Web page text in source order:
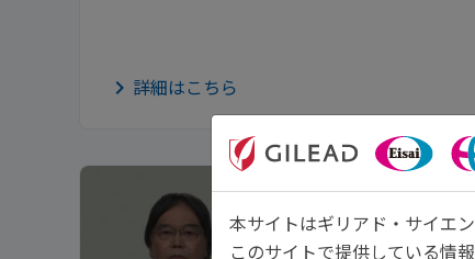
詳細はこちら
本サイトはギリアド・サイエ
このサイトで提供している情